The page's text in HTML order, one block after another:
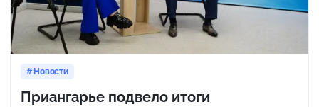
Новости
Приангарье подвело итоги